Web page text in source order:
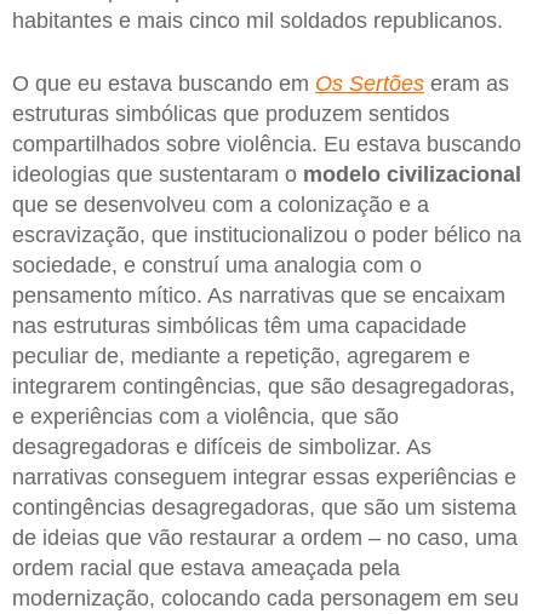
habitantes e mais cinco mil soldados republicanos.
O que eu estava buscando em Os Sertões eram as
estruturas simbólicas que produzem sentidos
compartilhados sobre violência. Eu estava buscando
ideologias que sustentaram o modelo civilizacional
que se desenvolveu com a colonização e a
escravização, que institucionalizou o poder bélico na
sociedade, e construí uma analogia com o
pensamento mítico. As narrativas que se encaixam
nas estruturas simbólicas têm uma capacidade
peculiar de, mediante a repetição, agregarem e
integrarem contingências, que são desagregadoras,
e experiências com a violência, que são
desagregadoras e difíceis de simbolizar. As
narrativas conseguem integrar essas experiências e
contingências desagregadoras, que são um sistema
de ideias que vão restaurar a ordem – no caso, uma
ordem racial que estava ameaçada pela
modernização, colocando cada personagem em seu